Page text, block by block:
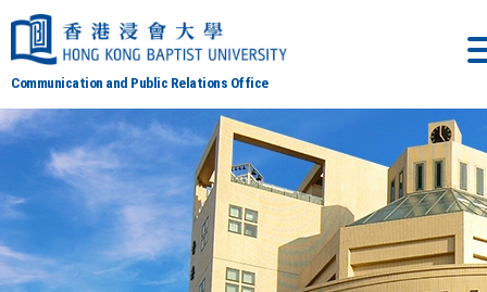
Communication and Public Relations Office